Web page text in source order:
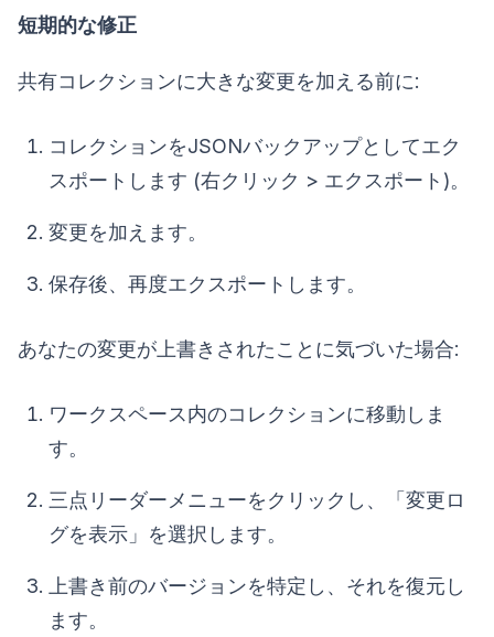
短期的な修正
共有コレクションに大きな変更を加える前に:
コレクションをJSONバックアップとしてエク
スポートします (右クリック > エクスポート)。
変更を加えます。
保存後、再度エクスポートします。
あなたの変更が上書きされたことに気づいた場合:
ワークスペース内のコレクションに移動しま
す。
三点リーダーメニューをクリックし、「変更ロ
グを表示」を選択します。
上書き前のバージョンを特定し、それを復元し
ます。